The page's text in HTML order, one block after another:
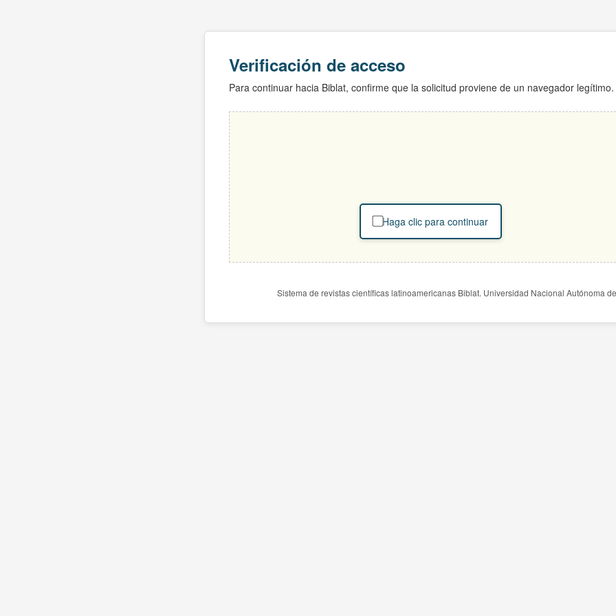
Verificación de acceso
Para continuar hacia Biblat, confirme que la solicitud proviene de un navegador legítimo.
Haga clic para continuar
Sistema de revistas científicas latinoamericanas Biblat. Universidad Nacional Autónoma